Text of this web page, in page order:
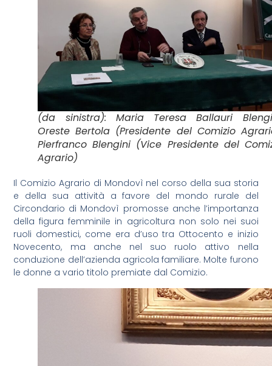
(da sinistra): Maria Teresa Ballauri
Oreste Bertola (Presidente del Comizio
Pierfranco Blengini (Vice Presidente del
Agrario)
Il Comizio Agrario di Mondovì nel corso della sua storia
e della sua attività a favore del mondo rurale del
Circondario di Mondovì promosse anche l’importanza
della figura femminile in agricoltura non solo nei suoi
ruoli domestici, come era d’uso tra Ottocento e inizio
Novecento, ma anche nel suo ruolo attivo nella
conduzione dell’azienda agricola familiare. Molte furono
le donne a vario titolo premiate dal Comizio.